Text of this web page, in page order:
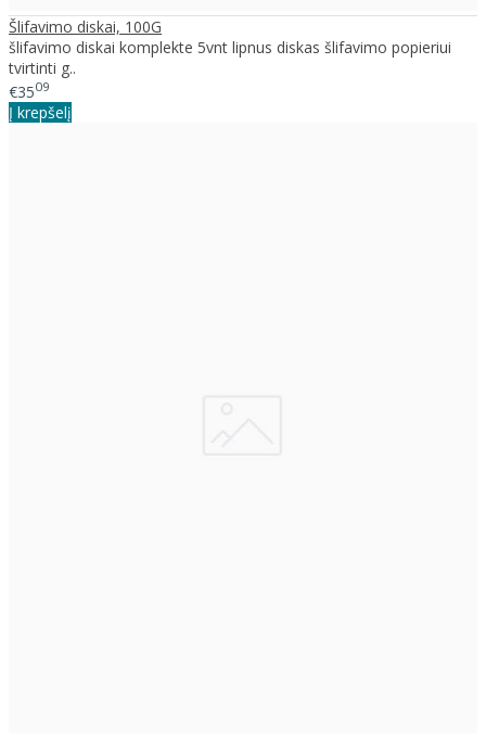
Šlifavimo diskai, 100G
šlifavimo diskai komplekte 5vnt lipnus diskas šlifavimo popieriui
tvirtinti g..
€3509
Į krepšelį